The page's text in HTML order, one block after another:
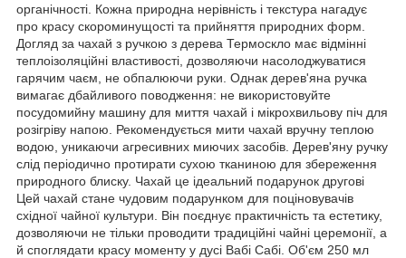
органічності. Кожна природна нерівність і текстура нагадує
про красу скороминущості та прийняття природних форм.
Догляд за чахай з ручкою з дерева Термоскло має відмінні
теплоізоляційні властивості, дозволяючи насолоджуватися
гарячим чаєм, не обпалюючи руки. Однак дерев'яна ручка
вимагає дбайливого поводження: не використовуйте
посудомийну машину для миття чахай і мікрохвильову піч для
розігріву напою. Рекомендується мити чахай вручну теплою
водою, уникаючи агресивних миючих засобів. Дерев'яну ручку
слід періодично протирати сухою тканиною для збереження
природного блиску. Чахай це ідеальний подарунок другові
Цей чахай стане чудовим подарунком для поціновувачів
східної чайної культури. Він поєднує практичність та естетику,
дозволяючи не тільки проводити традиційні чайні церемонії, а
й споглядати красу моменту у дусі Вабі Сабі. Об'єм 250 мл